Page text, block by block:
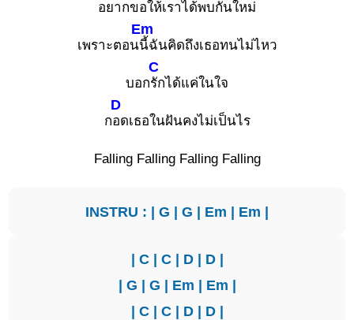
อยากขอให้เราได้พบกันใหม่
เพราะตอน
Em
นี้ฉันคิดถึงเธอทนไม่ไหว
บอก
C
รักได้แค่ในใจ
ก
D
อดเธอในฝันคงไม่เป็นไร
Falling Falling Falling Falling
INSTRU : | G | G | Em | Em |
| C| C| D| D|
| G | G | Em | Em |
| C| C| D| D|